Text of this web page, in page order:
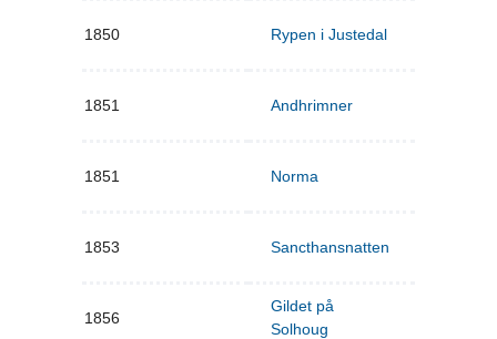
1850 Rypen i Justedal
1851 Andhrimner
1851 Norma
1853 Sancthansnatten
1856
Gildet på
Solhoug